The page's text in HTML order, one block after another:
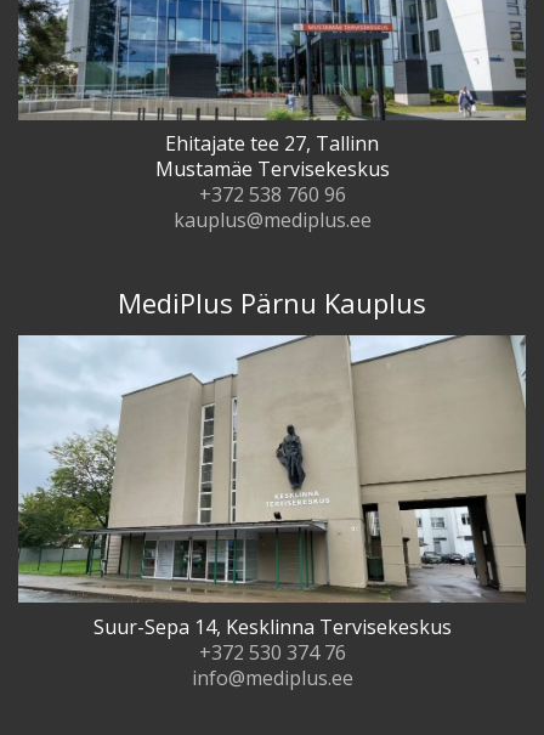
Ehitajate tee 27, Tallinn
Mustamäe Tervisekeskus
+372 538 760 96
kauplus@mediplus.ee
MediPlus Pärnu Kauplus
Suur-Sepa 14, Kesklinna Tervisekeskus
+372 530 374 76
info@mediplus.ee